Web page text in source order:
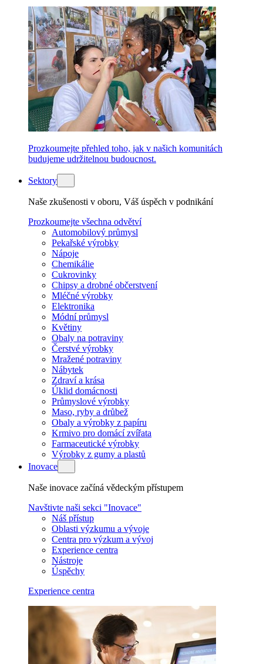
Prozkoumejte přehled toho, jak v našich komunitách
budujeme udržitelnou budoucnost.
Sektory
Naše zkušenosti v oboru, Váš úspěch v podnikání
Prozkoumejte všechna odvětví
Automobilový průmysl
Pekařské výrobky
Nápoje
Chemikálie
Cukrovinky
Chipsy a drobné občerstvení
Mléčné výrobky
Elektronika
Módní průmysl
Květiny
Obaly na potraviny
Čerstvé výrobky
Mražené potraviny
Nábytek
Zdraví a krása
Úklid domácnosti
Průmyslové výrobky
Maso, ryby a drůbež
Obaly a výrobky z papíru
Krmivo pro domácí zvířata
Farmaceutické výrobky
Výrobky z gumy a plastů
Inovace
Naše inovace začíná vědeckým přístupem
Navštivte naši sekci "Inovace"
Náš přístup
Oblasti výzkumu a vývoje
Centra pro výzkum a vývoj
Experience centra
Nástroje
Úspěchy
Experience centra